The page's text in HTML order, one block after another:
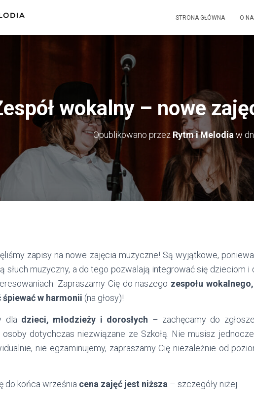
STRONA GŁÓWNA O
wokalny – nowe
Opublikowano przez Rytm i Melodia w
zapisy na nowe zajęcia muzyczne! Są wyjątkowe,
słuch muzyczny, a do tego pozwalają integrować się dzieciom i
Zapraszamy Cię do naszego zespołu
śpiewać w harmonii (na głosy)!
dla dzieci, młodzieży i dorosłych – zachęcamy do
osoby dotychczas niezwiązane ze Szkołą. Nie musisz
nie egzaminujemy, zapraszamy Cię niezależnie od
do końca września cena zajęć jest niższa – szczegóły niżej.